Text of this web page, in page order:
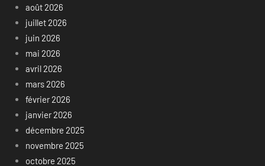
août 2026
juillet 2026
juin 2026
mai 2026
avril 2026
mars 2026
février 2026
janvier 2026
décembre 2025
novembre 2025
octobre 2025